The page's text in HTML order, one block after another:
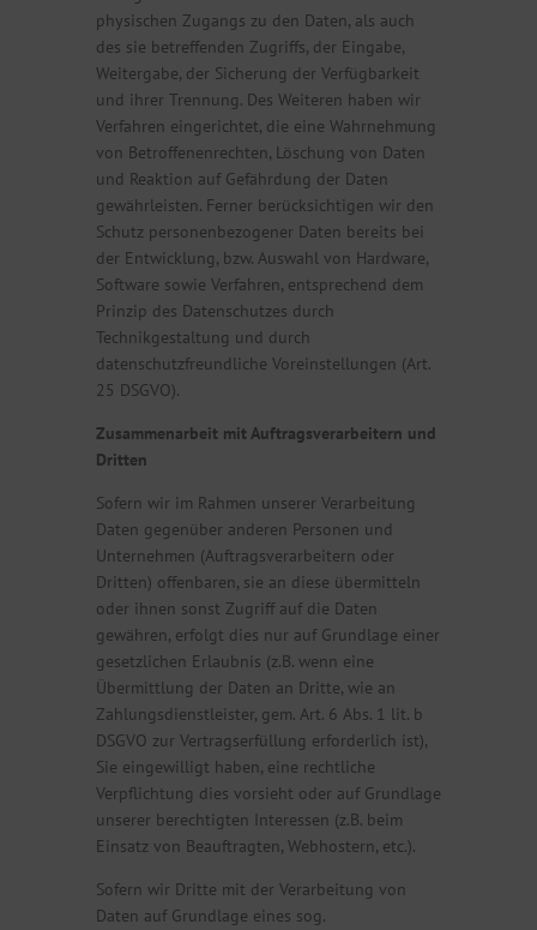
physischen Zugangs zu den Daten, als auch
des sie betreffenden Zugriffs, der Eingabe,
Weitergabe, der Sicherung der Verfügbarkeit
und ihrer Trennung. Des Weiteren haben wir
Verfahren eingerichtet, die eine Wahrnehmung
von Betroffenenrechten, Löschung von Daten
und Reaktion auf Gefährdung der Daten
gewährleisten. Ferner berücksichtigen wir den
Schutz personenbezogener Daten bereits bei
der Entwicklung, bzw. Auswahl von Hardware,
Software sowie Verfahren, entsprechend dem
Prinzip des Datenschutzes durch
Technikgestaltung und durch
datenschutzfreundliche Voreinstellungen (Art.
25 DSGVO).
Zusammenarbeit mit Auftragsverarbeitern und
Dritten
Sofern wir im Rahmen unserer Verarbeitung
Daten gegenüber anderen Personen und
Unternehmen (Auftragsverarbeitern oder
Dritten) offenbaren, sie an diese übermitteln
oder ihnen sonst Zugriff auf die Daten
gewähren, erfolgt dies nur auf Grundlage einer
gesetzlichen Erlaubnis (z.B. wenn eine
Übermittlung der Daten an Dritte, wie an
Zahlungsdienstleister, gem. Art. 6 Abs. 1 lit. b
DSGVO zur Vertragserfüllung erforderlich ist),
Sie eingewilligt haben, eine rechtliche
Verpflichtung dies vorsieht oder auf Grundlage
unserer berechtigten Interessen (z.B. beim
Einsatz von Beauftragten, Webhostern, etc.).
Sofern wir Dritte mit der Verarbeitung von
Daten auf Grundlage eines sog.